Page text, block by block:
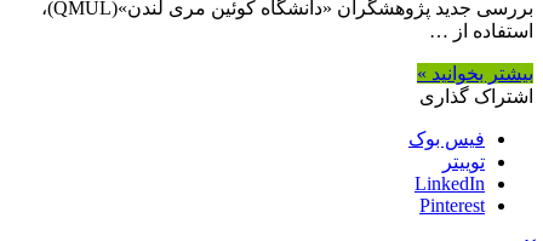
بررسی جدید پژوهشگران «دانشگاه کوئین مری لندن»(QMUL)،
استفاده از …
بیشتر بخوانید »
اشتراک گذاری
فیس بوک
توییتر
LinkedIn
Pinterest